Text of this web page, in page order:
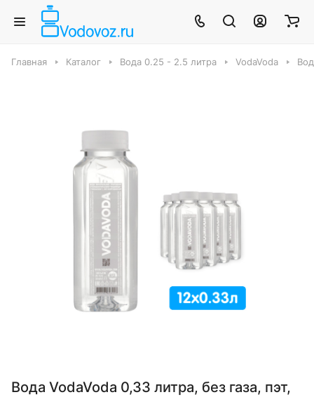
Главная Каталог Вода 0.25 - 2.5 литра VodaVoda
Вода VodaVoda 0,33 литра, без газа, пэт,